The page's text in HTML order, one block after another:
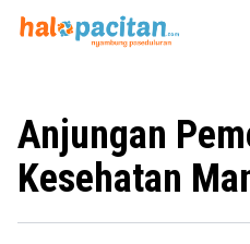
Home
Anjungan
Kesehatan